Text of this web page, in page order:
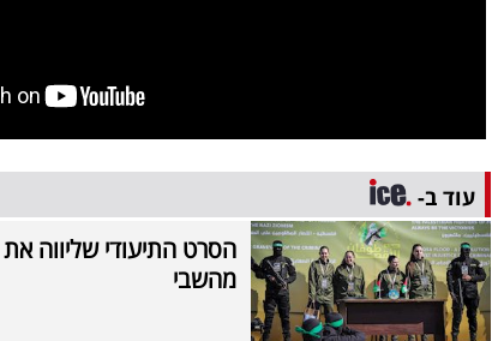
עוד ב-
הסרט התיעודי שליווה
מהשבי